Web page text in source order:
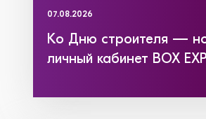
07.08.2026
Ко Дню строителя —
личный кабинет BOX